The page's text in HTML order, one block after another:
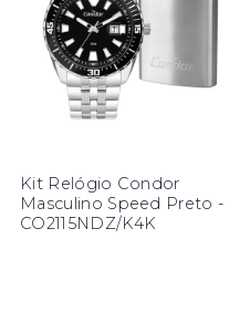
Kit Relógio Condor
Masculino Speed Preto -
CO2115NDZ/K4K